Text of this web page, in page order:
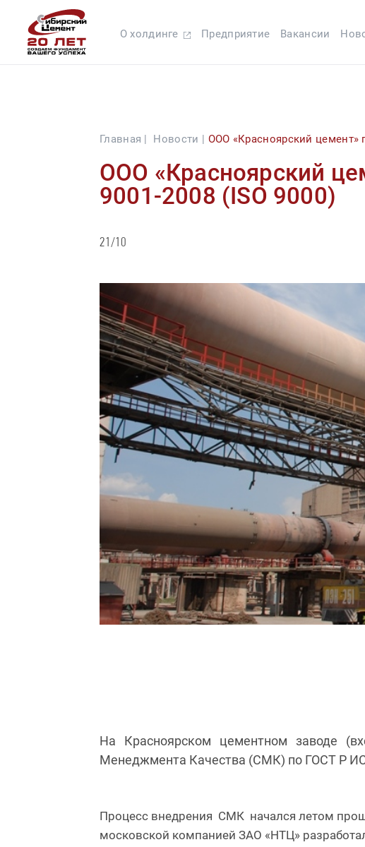
О холдинге Предприятие Вакансии
Главная | Новости | ООО «Красноярский цемент»
ООО «Красноярский
9001-2008 (ISO 9000)
21/10
На Красноярском цементном заводе
Менеджмента Качества (СМК) по ГОСТ Р
Процесс внедрения СМК начался летом
московской компанией ЗАО «НТЦ»